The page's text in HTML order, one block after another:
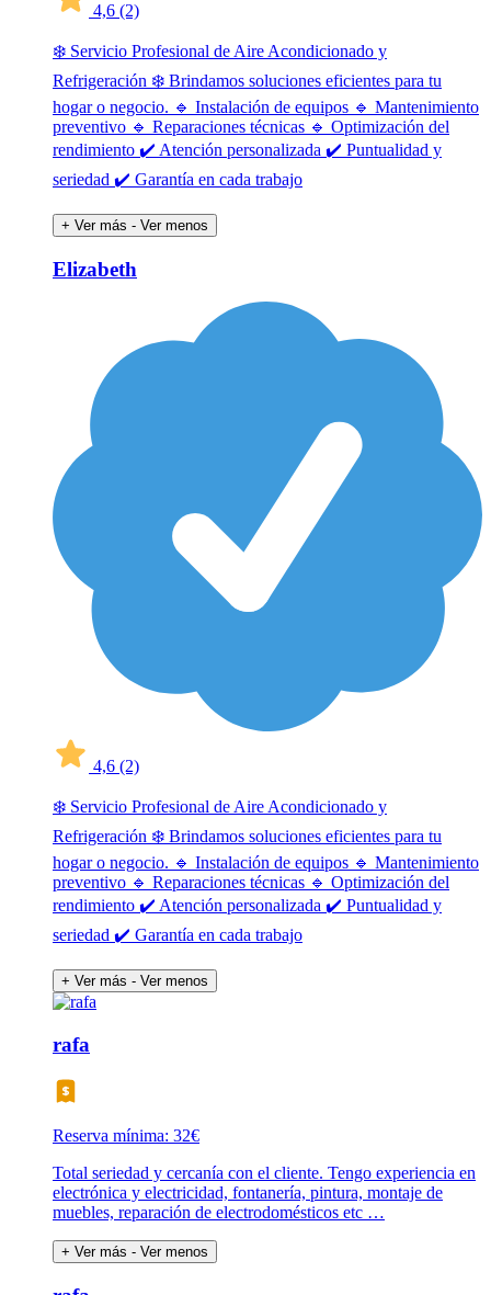
4,6 (2)
❄️ Servicio Profesional de Aire Acondicionado y
Refrigeración ❄️ Brindamos soluciones eficientes para tu
hogar o negocio. 🔹 Instalación de equipos 🔹 Mantenimiento
preventivo 🔹 Reparaciones técnicas 🔹 Optimización del
rendimiento ✔️ Atención personalizada ✔️ Puntualidad y
seriedad ✔️ Garantía en cada trabajo
+ Ver más - Ver menos
Elizabeth
4,6 (2)
❄️ Servicio Profesional de Aire Acondicionado y
Refrigeración ❄️ Brindamos soluciones eficientes para tu
hogar o negocio. 🔹 Instalación de equipos 🔹 Mantenimiento
preventivo 🔹 Reparaciones técnicas 🔹 Optimización del
rendimiento ✔️ Atención personalizada ✔️ Puntualidad y
seriedad ✔️ Garantía en cada trabajo
+ Ver más - Ver menos
rafa
Reserva mínima: 32€
Total seriedad y cercanía con el cliente. Tengo experiencia en
electrónica y electricidad, fontanería, pintura, montaje de
muebles, reparación de electrodomésticos etc …
+ Ver más - Ver menos